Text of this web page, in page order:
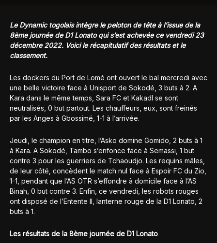
Le Dynamic togolais intègre le peloton de tête à l’issue de la
8ème journée de D1 Lonato qui s’est achevée ce vendredi 23
décembre 2022. Voici le récapitulatif des résultats et le
classement.
Les dockers du Port de Lomé ont ouvert le bal mercredi avec
une belle victoire face à Unisport de Sokodé, 3 buts à 2. A
Kara dans le même temps, Sara FC et Kakadl se sont
neutralisés, 0 but partout. Les chauffeurs, eux, sont freinés
par les Anges à Gbossimé, 1-1 à l’arrivée.
Jeudi, le champion en titre, l’Asko domine Gomido, 2 buts à 1
à Kara. A Sokodé, Tambo s’enfonce face à Semassi, 1 but
contre 3 pour les guerriers de Tchaoudjo. Les requins mâles,
de leur côté, concèdent le match nul face à Espoir FC du Zio,
1-1, pendant que l’AS OTR s’effondre à domicile face à l’AS
Binah, 0 but contre 3. Enfin, ce vendredi, les robots rouges
ont disposé de l’Entente II, lanterne rouge de la D1 Lonato, 2
buts à 1.
Les résultats de la 8ème journée de D1 Lonato